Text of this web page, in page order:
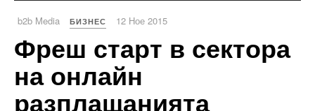
b2b Media БИЗНЕС 12 Ное 2015
Фреш старт в сектора
на онлайн
разплащанията